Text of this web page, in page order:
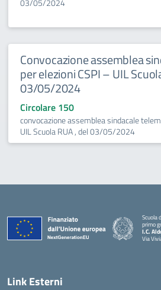
03/05/2024
Convocazione assemblea
per elezioni CSPI – UIL
03/05/2024
Circolare 150
convocazione assemblea sindacale
UIL Scuola RUA , del 03/05/2024
Scuola
primo
I.C.
Via
Link Esterni